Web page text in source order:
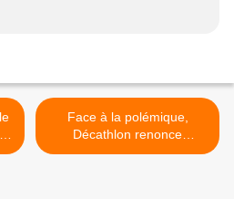
Face à la polémique,
Décathlon renonce
finalement à commercialiser